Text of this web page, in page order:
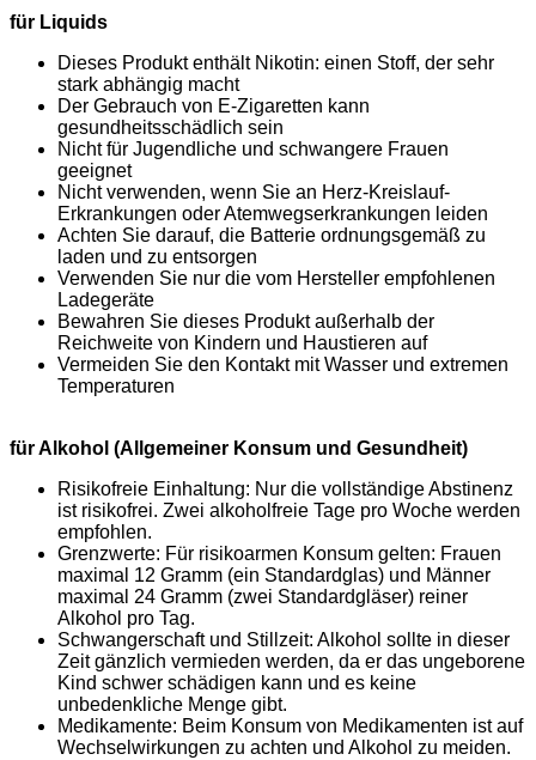
für Liquids
Dieses Produkt enthält Nikotin: einen Stoff, der sehr
stark abhängig macht
Der Gebrauch von E-Zigaretten kann
gesundheitsschädlich sein
Nicht für Jugendliche und schwangere Frauen
geeignet
Nicht verwenden, wenn Sie an Herz-Kreislauf-
Erkrankungen oder Atemwegserkrankungen leiden
Achten Sie darauf, die Batterie ordnungsgemäß zu
laden und zu entsorgen
Verwenden Sie nur die vom Hersteller empfohlenen
Ladegeräte
Bewahren Sie dieses Produkt außerhalb der
Reichweite von Kindern und Haustieren auf
Vermeiden Sie den Kontakt mit Wasser und extremen
Temperaturen
für Alkohol (Allgemeiner Konsum und Gesundheit)
Risikofreie Einhaltung: Nur die vollständige Abstinenz
ist risikofrei. Zwei alkoholfreie Tage pro Woche werden
empfohlen.
Grenzwerte: Für risikoarmen Konsum gelten: Frauen
maximal 12 Gramm (ein Standardglas) und Männer
maximal 24 Gramm (zwei Standardgläser) reiner
Alkohol pro Tag.
Schwangerschaft und Stillzeit: Alkohol sollte in dieser
Zeit gänzlich vermieden werden, da er das ungeborene
Kind schwer schädigen kann und es keine
unbedenkliche Menge gibt.
Medikamente: Beim Konsum von Medikamenten ist auf
Wechselwirkungen zu achten und Alkohol zu meiden.